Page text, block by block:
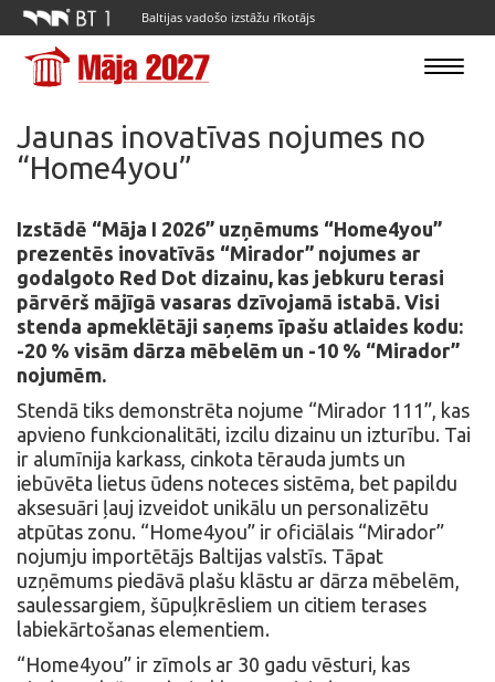
Baltijas vadošo izstāžu rīkotājs
Toggle
Jaunas inovatīvas nojumes no
“Home4you”
Izstādē “Māja I 2026” uzņēmums “Home4you”
prezentēs inovatīvās “Mirador” nojumes ar
godalgoto Red Dot dizainu, kas jebkuru terasi
pārvērš mājīgā vasaras dzīvojamā istabā. Visi
stenda apmeklētāji saņems īpašu atlaides kodu:
-20 % visām dārza mēbelēm un -10 % “Mirador”
nojumēm.
Stendā tiks demonstrēta nojume “Mirador 111”, kas
apvieno funkcionalitāti, izcilu dizainu un izturību. Tai
ir alumīnija karkass, cinkota tērauda jumts un
iebūvēta lietus ūdens noteces sistēma, bet papildu
aksesuāri ļauj izveidot unikālu un personalizētu
atpūtas zonu. “Home4you” ir oficiālais “Mirador”
nojumju importētājs Baltijas valstīs. Tāpat
uzņēmums piedāvā plašu klāstu ar dārza mēbelēm,
saulessargiem, šūpuļkrēsliem un citiem terases
labiekārtošanas elementiem.
“Home4you” ir zīmols ar 30 gadu vēsturi, kas